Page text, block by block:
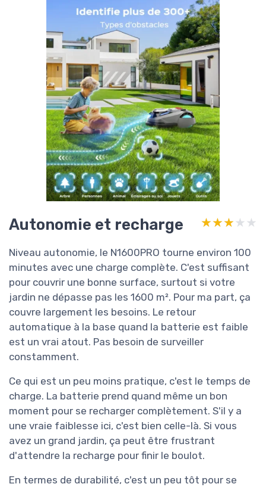
Autonomie et recharge ★★★★★
★★★★★
Niveau autonomie, le N1600PRO tourne environ 100
minutes avec une charge complète. C'est suffisant
pour couvrir une bonne surface, surtout si votre
jardin ne dépasse pas les 1600 m². Pour ma part, ça
couvre largement les besoins. Le retour
automatique à la base quand la batterie est faible
est un vrai atout. Pas besoin de surveiller
constamment.
Ce qui est un peu moins pratique, c'est le temps de
charge. La batterie prend quand même un bon
moment pour se recharger complètement. S'il y a
une vraie faiblesse ici, c'est bien celle-là. Si vous
avez un grand jardin, ça peut être frustrant
d'attendre la recharge pour finir le boulot.
En termes de durabilité, c'est un peu tôt pour se